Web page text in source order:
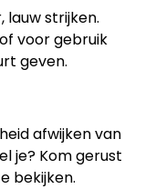
lauw strijken.
voor gebruik
geven.
afwijken van
je? Kom gerust
bekijken.